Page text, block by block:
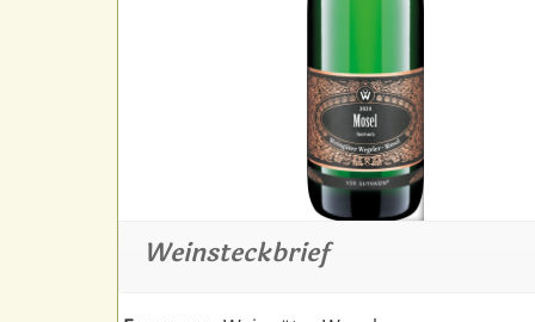
Weinsteckbrief